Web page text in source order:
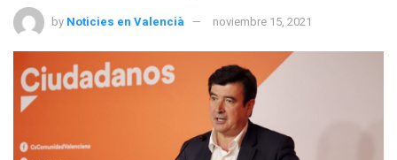
by Noticies en Valencià noviembre 15, 2021